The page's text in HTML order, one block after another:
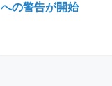
への警告が開始